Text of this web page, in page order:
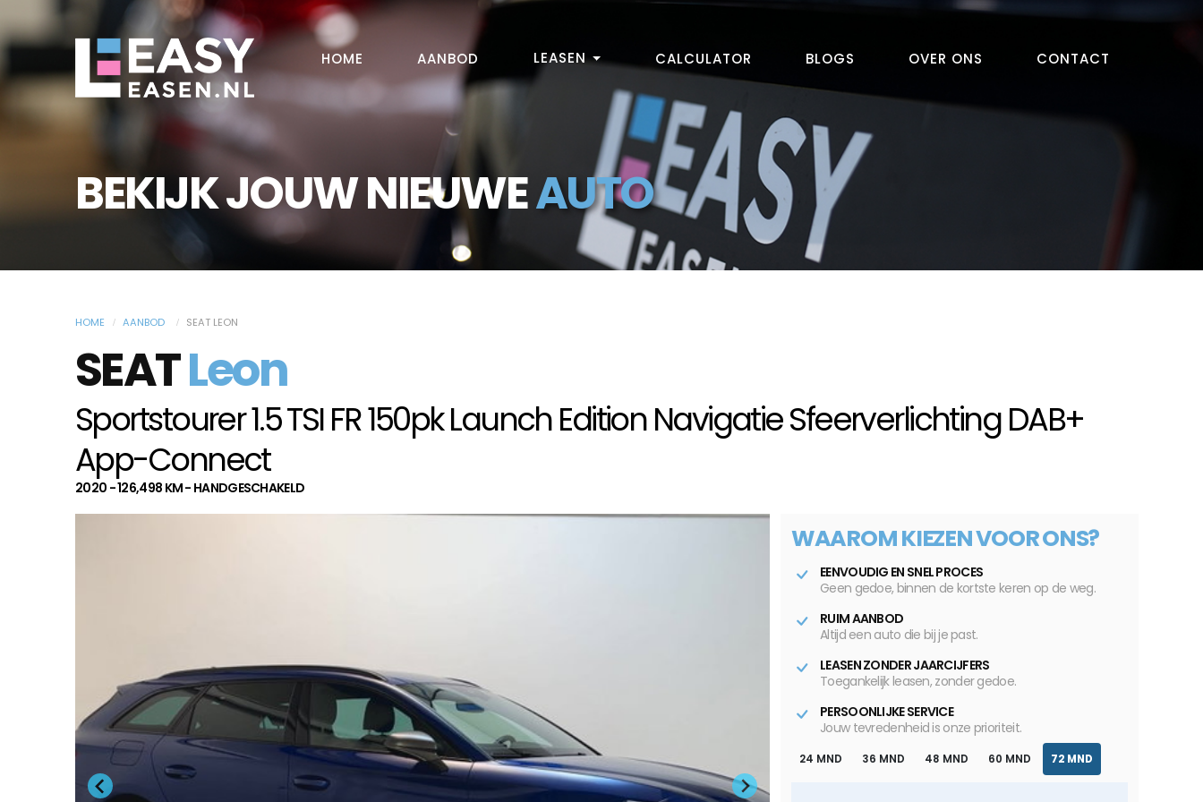
HOME AANBOD LEASEN CALCULATOR BLOGS OVER ONS CONTACT
BEKIJK JOUW NIEUWEAUTO
HOME AANBOD SEAT LEON
SEATLeon
Sportstourer 1.5 TSI FR 150pk Launch Edition Navigatie Sfeerverlichting DAB+
App-Connect
2020 - 126,498 KM - HANDGESCHAKELD
WAAROM KIEZEN VOOR ONS?
EENVOUDIG EN SNEL PROCES
Geen gedoe, binnen de kortste keren op de weg.
RUIM AANBOD
Altijd een auto die bij je past.
LEASEN ZONDER JAARCIJFERS
Toegankelijk leasen, zonder gedoe.
PERSOONLIJKE SERVICE
Jouw tevredenheid is onze prioriteit.
24 MND 36 MND 48 MND 60 MND 72 MND